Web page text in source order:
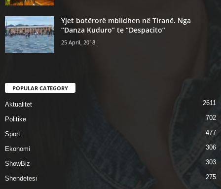
Yjet botërorë mblidhen në Tiranë. Nga
“Danza Kuduro” te “Despacito”
25 April, 2018
POPULAR CATEGORY
Aktualitet 2611
Politike 702
Sport 477
Ekonomi 306
ShowBiz 303
Shendetesi
275